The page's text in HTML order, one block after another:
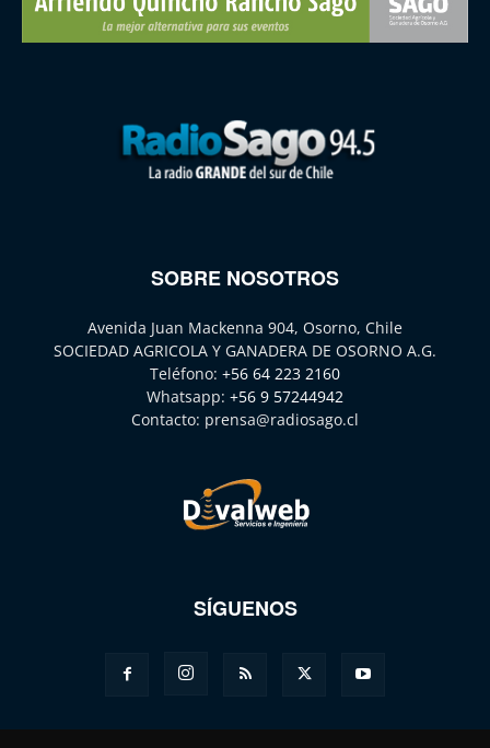
SOBRE NOSOTROS
Avenida Juan Mackenna 904, Osorno, Chile
SOCIEDAD AGRICOLA Y GANADERA DE OSORNO A.G.
Teléfono: +56 64 223 2160
Whatsapp: +56 9 57244942
Contacto: prensa@radiosago.cl
SÍGUENOS